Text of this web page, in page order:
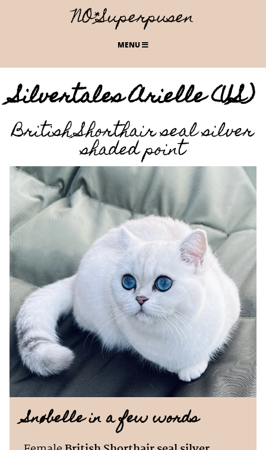
NO*Superpusen
MENU
Silvertales Arielle (US)
British Shorthair seal silver
shaded point
Snøbelle in a few words